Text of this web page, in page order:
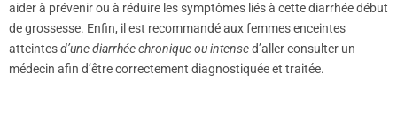
aider à prévenir ou à réduire les symptômes liés à cette diarrhée début
de grossesse. Enfin, il est recommandé aux femmes enceintes
atteintesd’une diarrhée chronique ou intensed’aller consulter un
médecin afin d’être correctement diagnostiquée et traitée.